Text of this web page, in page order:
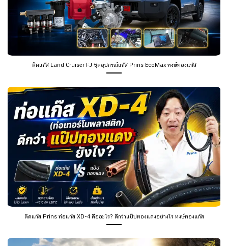
ติดแก๊ส Land Cruiser FJ ชุดอุปกรณ์แก๊ส Prins EcoMax หงษ์ทองแก๊ส
ติดแก๊ส Prins ท่อแก๊ส XD-4 คืออะไร? ดีกว่าแป๊ปทองแดงอย่างไร หงษ์ทองแก๊ส